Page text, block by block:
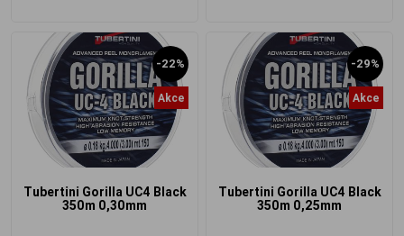
-22%
Akce
Tubertini Gorilla UC4 Black
350m 0,30mm
-29%
Akce
Tubertini Gorilla UC4 Black
350m 0,25mm